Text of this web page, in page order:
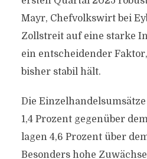
Mayr, Chefvolkswirt bei
Zollstreit auf eine starke
ein entscheidender
bisher stabil hält.
Die
1,4 Prozent gegenüber
lagen 4,6 Prozent über
Besonders hohe